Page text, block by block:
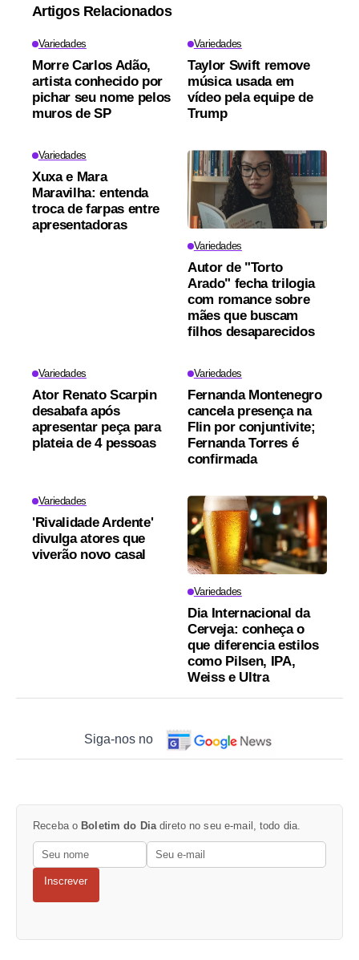
Artigos Relacionados
Variedades
Morre Carlos Adão,
artista conhecido por
pichar seu nome pelos
muros de SP
Variedades
Taylor Swift remove
música usada em
vídeo pela equipe de
Trump
Variedades
Xuxa e Mara
Maravilha: entenda
troca de farpas entre
apresentadoras
Variedades
Autor de "Torto
Arado" fecha trilogia
com romance sobre
mães que buscam
filhos desaparecidos
Variedades
Ator Renato Scarpin
desabafa após
apresentar peça para
plateia de 4 pessoas
Variedades
Fernanda Montenegro
cancela presença na
Flin por conjuntivite;
Fernanda Torres é
confirmada
Variedades
'Rivalidade Ardente'
divulga atores que
viverão novo casal
Variedades
Dia Internacional da
Cerveja: conheça o
que diferencia estilos
como Pilsen, IPA,
Weiss e Ultra
Siga-nos no
Receba o Boletim do Diadireto no seu e-mail, todo dia.
Inscrever